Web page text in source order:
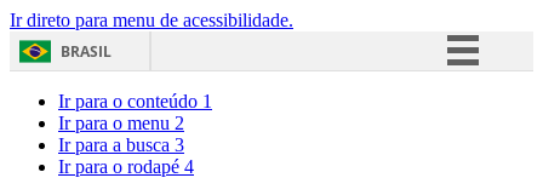
Ir direto para menu de acessibilidade.
BRASIL
Ir para o conteúdo 1
Ir para o menu 2
Ir para a busca 3
Ir para o rodapé 4